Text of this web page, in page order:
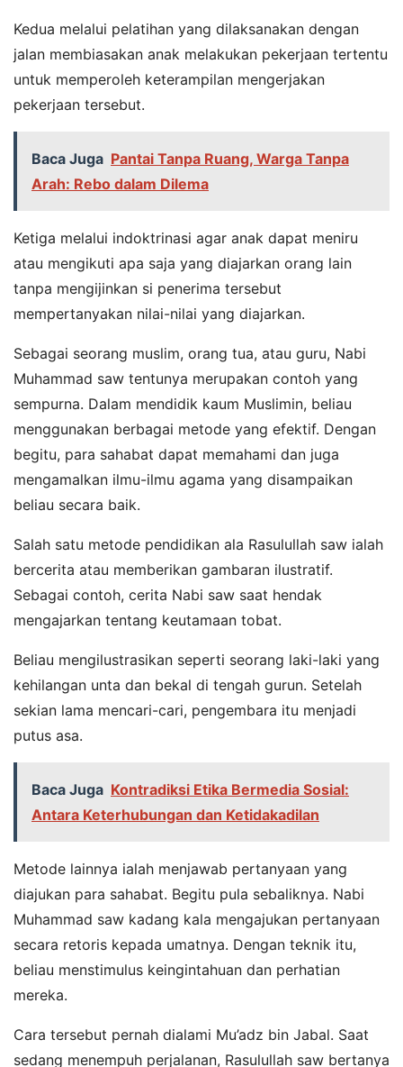
Kedua melalui pelatihan yang dilaksanakan dengan
jalan membiasakan anak melakukan pekerjaan tertentu
untuk memperoleh keterampilan mengerjakan
pekerjaan tersebut.
Baca Juga Pantai Tanpa Ruang, Warga Tanpa
Arah: Rebo dalam Dilema
Ketiga melalui indoktrinasi agar anak dapat meniru
atau mengikuti apa saja yang diajarkan orang lain
tanpa mengijinkan si penerima tersebut
mempertanyakan nilai-nilai yang diajarkan.
Sebagai seorang muslim, orang tua, atau guru, Nabi
Muhammad saw tentunya merupakan contoh yang
sempurna. Dalam mendidik kaum Muslimin, beliau
menggunakan berbagai metode yang efektif. Dengan
begitu, para sahabat dapat memahami dan juga
mengamalkan ilmu-ilmu agama yang disampaikan
beliau secara baik.
Salah satu metode pendidikan ala Rasulullah saw ialah
bercerita atau memberikan gambaran ilustratif.
Sebagai contoh, cerita Nabi saw saat hendak
mengajarkan tentang keutamaan tobat.
Beliau mengilustrasikan seperti seorang laki-laki yang
kehilangan unta dan bekal di tengah gurun. Setelah
sekian lama mencari-cari, pengembara itu menjadi
putus asa.
Baca Juga Kontradiksi Etika Bermedia Sosial:
Antara Keterhubungan dan Ketidakadilan
Metode lainnya ialah menjawab pertanyaan yang
diajukan para sahabat. Begitu pula sebaliknya. Nabi
Muhammad saw kadang kala mengajukan pertanyaan
secara retoris kepada umatnya. Dengan teknik itu,
beliau menstimulus keingintahuan dan perhatian
mereka.
Cara tersebut pernah dialami Mu’adz bin Jabal. Saat
sedang menempuh perjalanan, Rasulullah saw bertanya